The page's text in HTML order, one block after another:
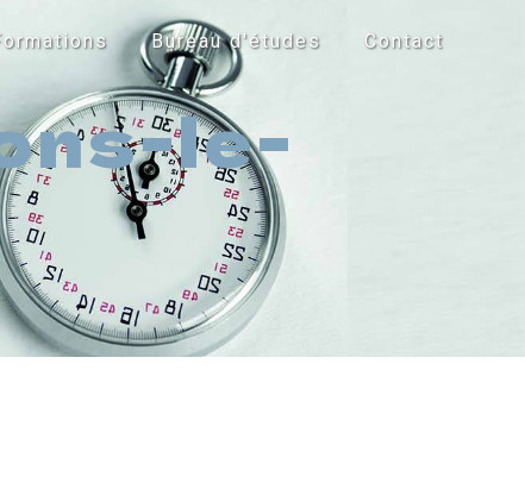
Bureau d'études Contact
le-